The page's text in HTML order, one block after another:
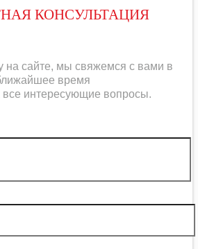
КОНСУЛЬТАЦИЯ
на сайте, мы свяжемся с вами в
время
все интересующие вопросы.